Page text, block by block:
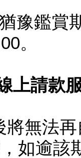
豫鑑賞
。
上請款
將無法
如逾該